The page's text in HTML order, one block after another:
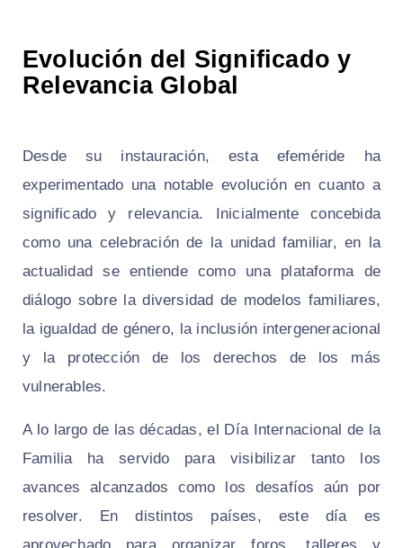
Evolución del Significado y
Relevancia Global
Desde su instauración, esta efeméride ha
experimentado una notable evolución en cuanto a
significado y relevancia. Inicialmente concebida
como una celebración de la unidad familiar, en la
actualidad se entiende como una plataforma de
diálogo sobre la diversidad de modelos familiares,
la igualdad de género, la inclusión intergeneracional
y la protección de los derechos de los más
vulnerables.
A lo largo de las décadas, el Día Internacional de la
Familia ha servido para visibilizar tanto los
avances alcanzados como los desafíos aún por
resolver. En distintos países, este día es